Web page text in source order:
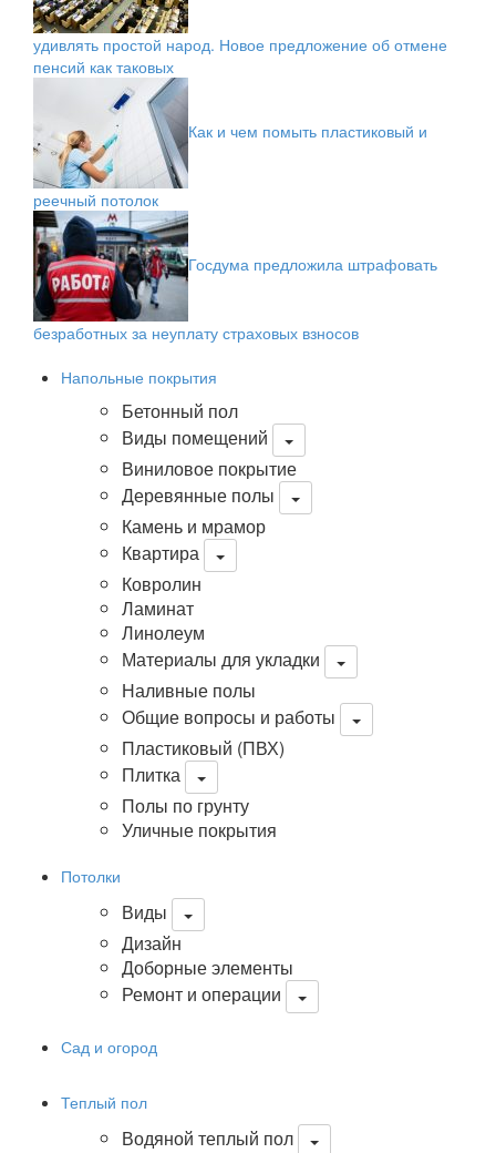
удивлять простой народ. Новое предложение об отмене
пенсий как таковых
Как и чем помыть пластиковый и
реечный потолок
Госдума предложила штрафовать
безработных за неуплату страховых взносов
Напольные покрытия
Бетонный пол
Виды помещений
Виниловое покрытие
Деревянные полы
Камень и мрамор
Квартира
Ковролин
Ламинат
Линолеум
Материалы для укладки
Наливные полы
Общие вопросы и работы
Пластиковый (ПВХ)
Плитка
Полы по грунту
Уличные покрытия
Потолки
Виды
Дизайн
Доборные элементы
Ремонт и операции
Сад и огород
Теплый пол
Водяной теплый пол